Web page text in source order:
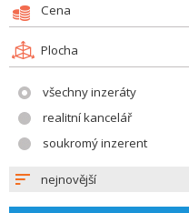
Cena
Plocha
všechny inzeráty
realitní kancelář
soukromý inzerent
nejnovější